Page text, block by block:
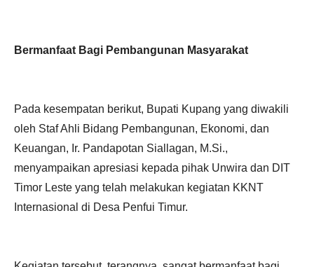
Bermanfaat Bagi Pembangunan Masyarakat
Pada kesempatan berikut, Bupati Kupang yang diwakili
oleh Staf Ahli Bidang Pembangunan, Ekonomi, dan
Keuangan, Ir. Pandapotan Siallagan, M.Si.,
menyampaikan apresiasi kepada pihak Unwira dan DIT
Timor Leste yang telah melakukan kegiatan KKNT
Internasional di Desa Penfui Timur.